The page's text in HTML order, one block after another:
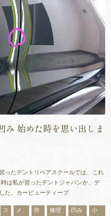
始めた時を思い出しま
ったデントリペアスクールでは、これ
は私が習ったデントジャパンか、デ
た。カービューティープ
ス
メ
作
修理
凹み
小